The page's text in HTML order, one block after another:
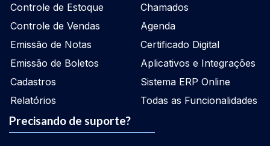
Controle de Estoque
Controle de Vendas
Emissão de Notas
Emissão de Boletos
Cadastros
Relatórios
Chamados
Agenda
Certificado Digital
Aplicativos e Integrações
Sistema ERP Online
Todas as Funcionalidades
Precisando de suporte?